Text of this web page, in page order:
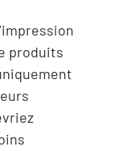
produits